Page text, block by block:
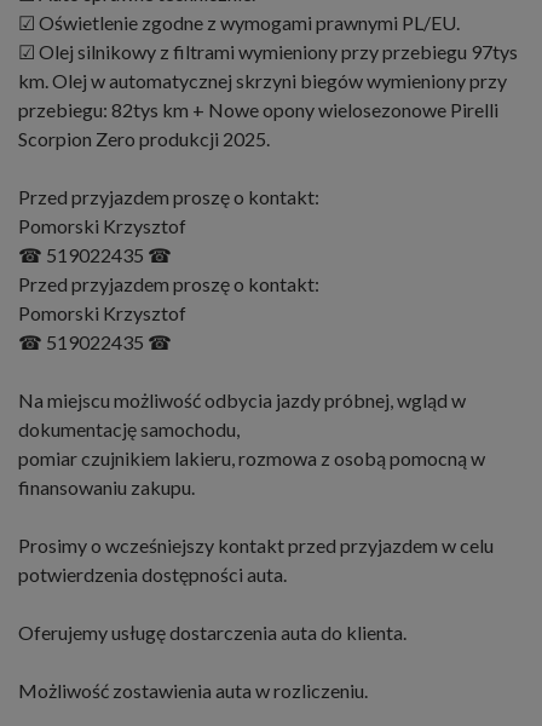
☑ Oświetlenie zgodne z wymogami prawnymi PL/EU.
☑ Olej silnikowy z filtrami wymieniony przy przebiegu 97tys
km. Olej w automatycznej skrzyni biegów wymieniony przy
przebiegu: 82tys km + Nowe opony wielosezonowe Pirelli
Scorpion Zero produkcji 2025.
Przed przyjazdem proszę o kontakt:
Pomorski Krzysztof
☎ 519022435 ☎
Przed przyjazdem proszę o kontakt:
Pomorski Krzysztof
☎ 519022435 ☎
Na miejscu możliwość odbycia jazdy próbnej, wgląd w
dokumentację samochodu,
pomiar czujnikiem lakieru, rozmowa z osobą pomocną w
finansowaniu zakupu.
Prosimy o wcześniejszy kontakt przed przyjazdem w celu
potwierdzenia dostępności auta.
Oferujemy usługę dostarczenia auta do klienta.
Możliwość zostawienia auta w rozliczeniu.